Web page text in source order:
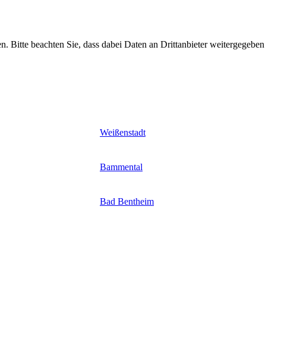
beachten Sie, dass dabei Daten an Drittanbieter weitergegeben
Weißenstadt
Bammental
Bad Bentheim